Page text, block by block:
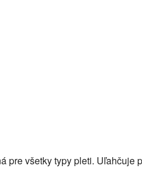
pre všetky typy pleti. Uľahčuje